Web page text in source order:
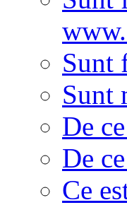
Sunt
Sunt
De
De
Ce